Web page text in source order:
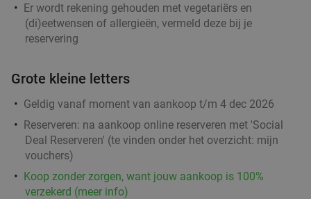
Er wordt rekening gehouden met vegetariërs en
(di)eetwensen of allergieën, vermeld deze bij je
reservering
Grote kleine letters
Geldig vanaf moment van aankoop t/m 4 dec 2026
Reserveren: na aankoop online reserveren met 'Social
Deal Reserveren' (te vinden onder het overzicht: mijn
vouchers)
Koop zonder zorgen, want jouw aankoop is 100%
verzekerd (meer info)